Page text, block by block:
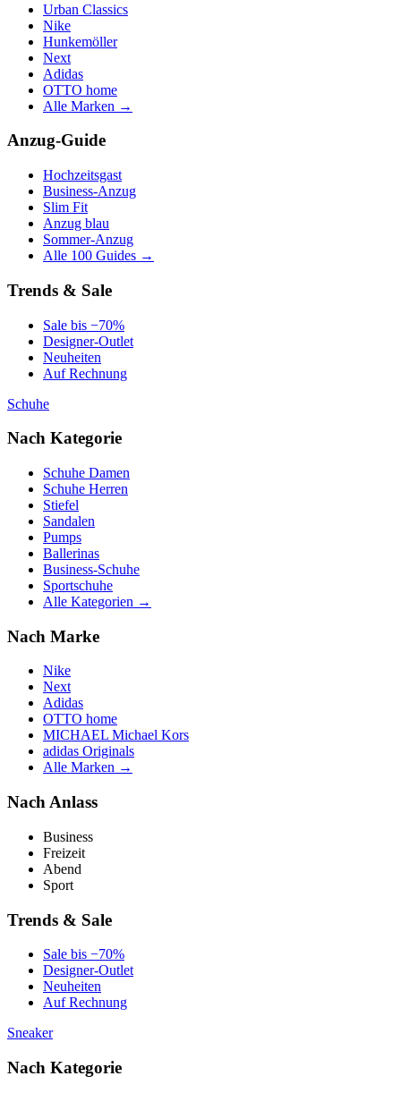
Urban Classics
Nike
Hunkemöller
Next
Adidas
OTTO home
Alle Marken →
Anzug-Guide
Hochzeitsgast
Business-Anzug
Slim Fit
Anzug blau
Sommer-Anzug
Alle 100 Guides →
Trends & Sale
Sale bis −70%
Designer-Outlet
Neuheiten
Auf Rechnung
Schuhe
Nach Kategorie
Schuhe Damen
Schuhe Herren
Stiefel
Sandalen
Pumps
Ballerinas
Business-Schuhe
Sportschuhe
Alle Kategorien →
Nach Marke
Nike
Next
Adidas
OTTO home
MICHAEL Michael Kors
adidas Originals
Alle Marken →
Nach Anlass
Business
Freizeit
Abend
Sport
Trends & Sale
Sale bis −70%
Designer-Outlet
Neuheiten
Auf Rechnung
Sneaker
Nach Kategorie